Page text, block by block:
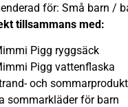
för: Små barn /
tillsammans med:
Pigg ryggsäck
Pigg vattenflaska
och
sommarkläder för barn